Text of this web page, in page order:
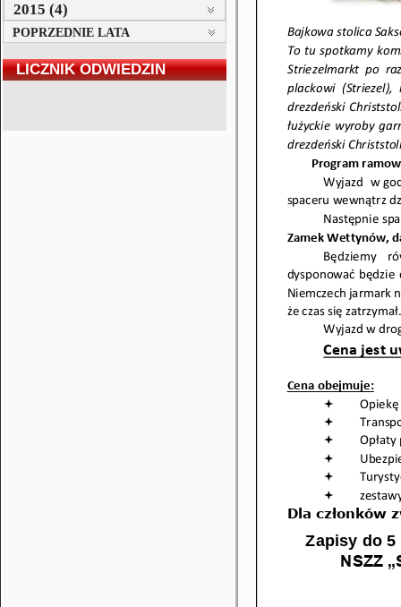
2015 (4)
POPRZEDNIE LATA
LICZNIK ODWIEDZIN